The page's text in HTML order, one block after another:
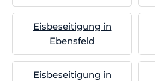
Eisbeseitigung in
Ebensfeld
Eisbeseitigung in